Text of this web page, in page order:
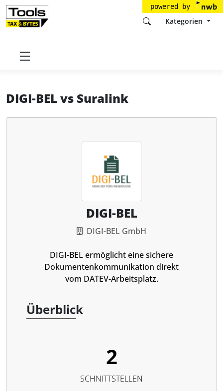
powered by
Kategorien
Startseite
DIGI-BEL vs Suralink
DIGI-BEL
DIGI-BEL GmbH
DIGI-BEL ermöglicht eine sichere
Dokumentenkommunikation direkt
vom DATEV-Arbeitsplatz.
Überblick
2
SCHNITTSTELLEN